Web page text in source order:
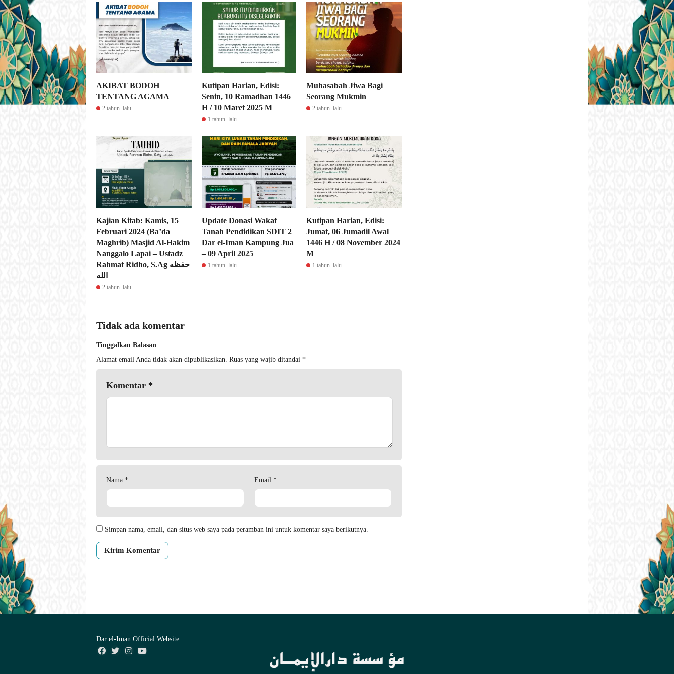
AKIBAT BODOH
TENTANG AGAMA
2 tahun lalu
Kutipan Harian, Edisi:
Senin, 10 Ramadhan 1446
H / 10 Maret 2025 M
1 tahun lalu
Muhasabah Jiwa Bagi
Seorang Mukmin
2 tahun lalu
Kajian Kitab: Kamis, 15
Februari 2024 (Ba’da
Maghrib) Masjid Al-Hakim
Nanggalo Lapai – Ustadz
Rahmat Ridho, S.Ag حفظه
الله
2 tahun lalu
Update Donasi Wakaf
Tanah Pendidikan SDIT 2
Dar el-Iman Kampung Jua
– 09 April 2025
1 tahun lalu
Kutipan Harian, Edisi:
Jumat, 06 Jumadil Awal
1446 H / 08 November 2024
M
1 tahun lalu
Tidak ada komentar
Tinggalkan Balasan
Alamat email Anda tidak akan dipublikasikan. Ruas yang wajib ditandai *
Komentar *
Nama * Email *
Simpan nama, email, dan situs web saya pada peramban ini untuk komentar saya berikutnya.
Dar el-Iman Official Website